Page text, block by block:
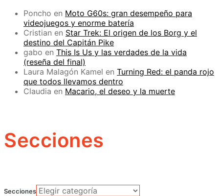
Poncho en Moto G60s: gran desempeño para
videojuegos y enorme batería
Cristian en Star Trek: El origen de los Borg y el
destino del Capitán Pike
gabo en This Is Us y las verdades de la vida
(reseña del final)
Laura Malagón Kamel en Turning Red: el panda rojo
que todos llevamos dentro
Claudia en Macario, el deseo y la muerte
Secciones
Secciones